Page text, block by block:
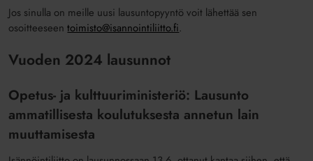
Jos sinulla on meille uusi lausuntopyyntö voit lähettää sen
osoitteeseentoimisto@isannointiliitto.fi.
Vuoden 2024 lausunnot
Opetus- ja kulttuuriministeriö: Lausunto
ammatillisesta koulutuksesta annetun lain
muuttamisesta